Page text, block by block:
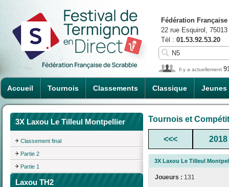
Accueil Tournois Classements Classique Jeunes
Fédération
22 rue Esquirol,
Tél : 01.53.92.53.20
Il y a actuellement
3X Laxou Le Tilleul Montpellier
Classement final
Partie 2
Partie 1
Laxou TH2
Tournois et
<<< 2018
3X Laxou Le Tilleul
Joueurs : 131